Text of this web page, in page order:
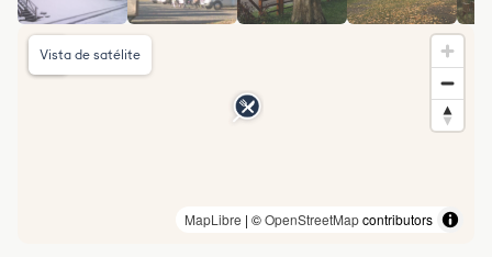
MapLibre | ©OpenStreetMapcontributors
Vista de satélite